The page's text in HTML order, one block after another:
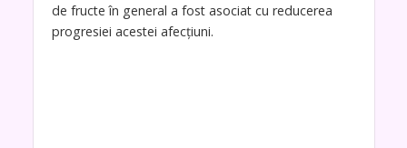
de fructe în general a fost asociat cu reducerea
progresiei acestei afecțiuni.